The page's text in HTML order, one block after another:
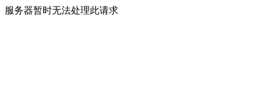
服务器暂时无法处理此请求